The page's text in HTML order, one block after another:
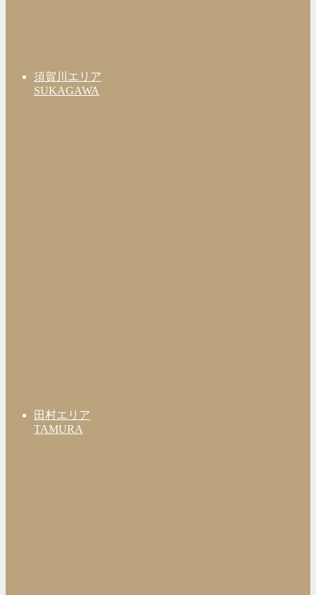
須賀川エリア
SUKAGAWA
田村エリア
TAMURA